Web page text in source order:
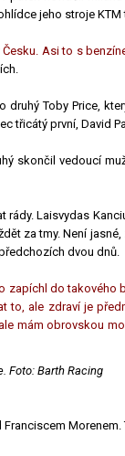
jeho stroje
Asi to s
druhý Toby Price,
třicátý první, David
skončil vedoucí
Laisvydas
za tmy. Není
dvou dnů.
zapíchl do takového
ale zdraví je
mám obrovskou
Foto: Barth Racing
Morenem.